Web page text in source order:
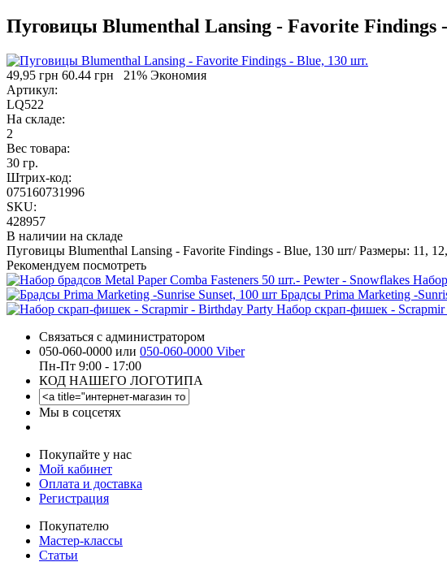
Пуговицы Blumenthal Lansing - Favorite Findings
49,95 грн 60.44 грн
21% Экономия
Артикул:
LQ522
На складе:
2
Вес товара:
30 гр.
Штрих-код:
075160731996
SKU:
428957
В наличии на складе
Пуговицы Blumenthal Lansing - Favorite Findings - Blue, 130 шт/ Размеры: 11,
Рекомендуем посмотреть
Брадсы Prima Marketing -
Набор скрап-фишек -
Связаться с администратором
050-060-0000 или 050-060-0000 Viber
Пн-Пт 9:00 - 17:00
КОД НАШЕГО ЛОГОТИПА
Мы в соцсетях
Покупайте у нас
Мой кабинет
Оплата и доставка
Регистрация
Покупателю
Мастер-классы
Статьи